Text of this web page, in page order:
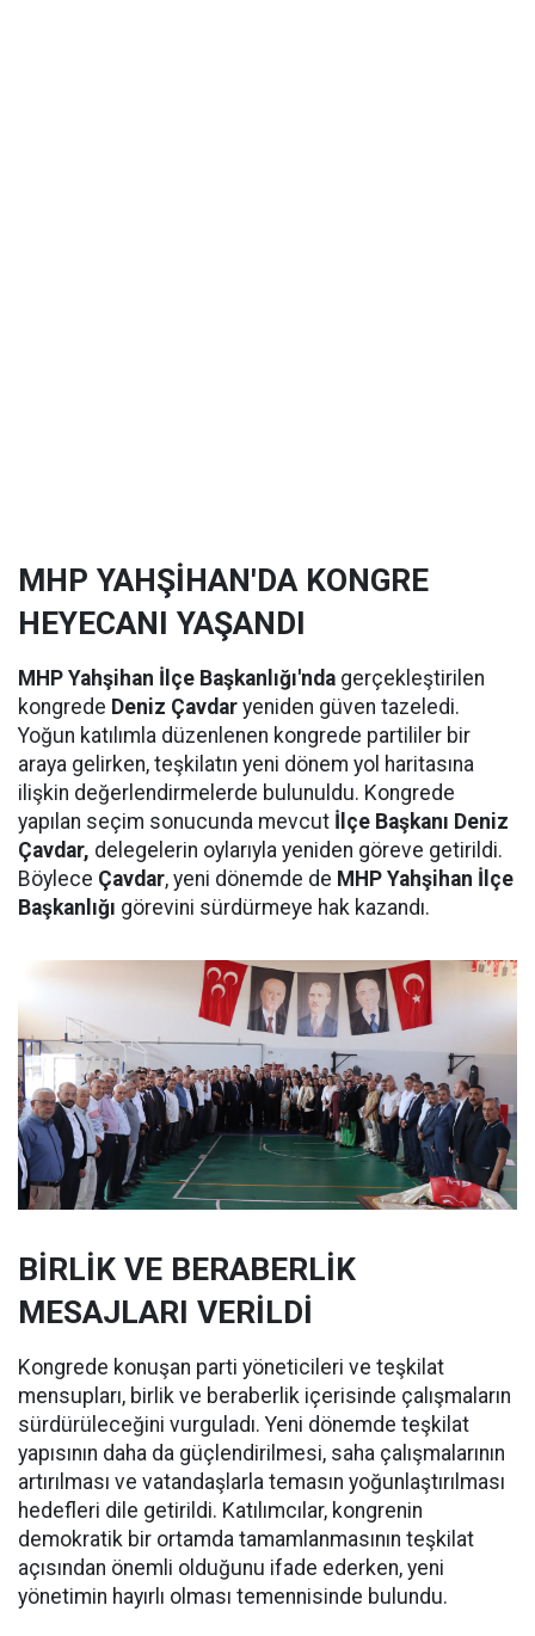
MHP YAHŞİHAN'DA KONGRE
HEYECANI YAŞANDI
MHP Yahşihan İlçe Başkanlığı'nda gerçekleştirilen
kongrede Deniz Çavdar yeniden güven tazeledi.
Yoğun katılımla düzenlenen kongrede partililer bir
araya gelirken, teşkilatın yeni dönem yol haritasına
ilişkin değerlendirmelerde bulunuldu. Kongrede
yapılan seçim sonucunda mevcut İlçe Başkanı Deniz
Çavdar, delegelerin oylarıyla yeniden göreve getirildi.
Böylece Çavdar, yeni dönemde de MHP Yahşihan İlçe
Başkanlığı görevini sürdürmeye hak kazandı.
BİRLİK VE BERABERLİK
MESAJLARI VERİLDİ
Kongrede konuşan parti yöneticileri ve teşkilat
mensupları, birlik ve beraberlik içerisinde çalışmaların
sürdürüleceğini vurguladı. Yeni dönemde teşkilat
yapısının daha da güçlendirilmesi, saha çalışmalarının
artırılması ve vatandaşlarla temasın yoğunlaştırılması
hedefleri dile getirildi. Katılımcılar, kongrenin
demokratik bir ortamda tamamlanmasının teşkilat
açısından önemli olduğunu ifade ederken, yeni
yönetimin hayırlı olması temennisinde bulundu.